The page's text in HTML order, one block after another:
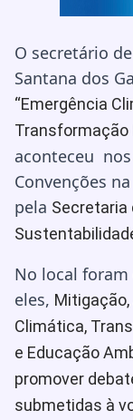
O secretário
Santana dos
“Emergência
Transformação
aconteceu
Convenções
pela Secretaria
No local
eles,
Climática,
e Educação
promover
submetidas à